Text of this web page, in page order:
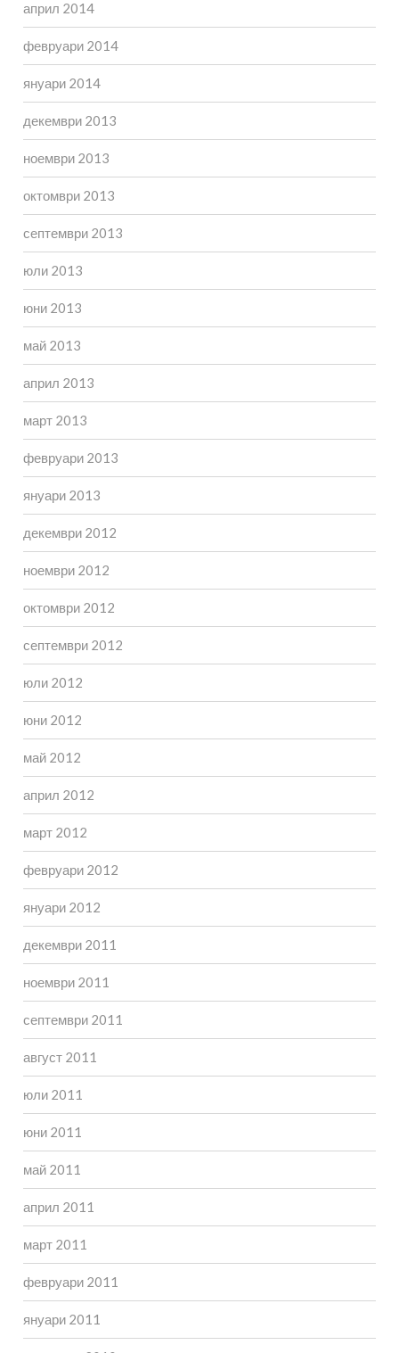
април 2014
февруари 2014
януари 2014
декември 2013
ноември 2013
октомври 2013
септември 2013
юли 2013
юни 2013
май 2013
април 2013
март 2013
февруари 2013
януари 2013
декември 2012
ноември 2012
октомври 2012
септември 2012
юли 2012
юни 2012
май 2012
април 2012
март 2012
февруари 2012
януари 2012
декември 2011
ноември 2011
септември 2011
август 2011
юли 2011
юни 2011
май 2011
април 2011
март 2011
февруари 2011
януари 2011